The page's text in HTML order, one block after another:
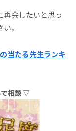
再会したいと思っ
。
当たる先生ランキ
で相談 ▽